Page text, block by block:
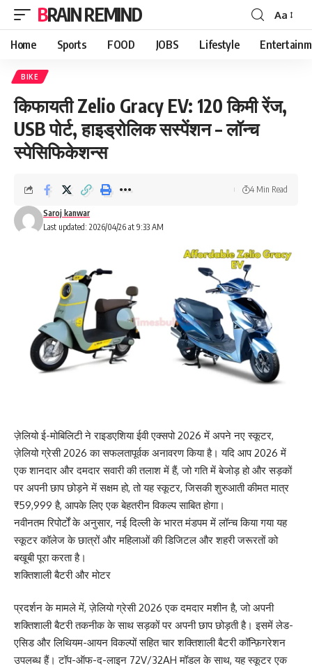
BRAIN REMIND
Font
Resizer
Aa
Home Sports FOOD JOBS Lifestyle
BIKE
किफायती Zelio Gracy EV: 120 किमी रेंज,
USB पोर्ट, हाइड्रोलिक सस्पेंशन – लॉन्च
स्पेसिफिकेशन्स
Last updated: 2026/04/26 at 9:33 AM
Saroj kanwar
4 Min Read
ज़ेलियो ई-मोबिलिटी ने राइडएशिया ईवी एक्सपो 2026 में अपने नए स्कूटर,
ज़ेलियो ग्रेसी 2026 का सफलतापूर्वक अनावरण किया है। यदि आप 2026 में
एक शानदार और दमदार सवारी की तलाश में हैं, जो गति में बेजोड़ हो और सड़कों
पर अपनी छाप छोड़ने में सक्षम हो, तो यह स्कूटर, जिसकी शुरुआती कीमत मात्र
₹59,999 है, आपके लिए एक बेहतरीन विकल्प साबित होगा।
नवीनतम रिपोर्टों के अनुसार, नई दिल्ली के भारत मंडपम में लॉन्च किया गया यह
स्कूटर कॉलेज के छात्रों और महिलाओं की डिजिटल और शहरी जरूरतों को
बखूबी पूरा करता है।
शक्तिशाली बैटरी और मोटर
प्रदर्शन के मामले में, ज़ेलियो ग्रेसी 2026 एक दमदार मशीन है, जो अपनी
शक्तिशाली बैटरी तकनीक के साथ सड़कों पर अपनी छाप छोड़ती है। इसमें लेड-
एसिड और लिथियम-आयन विकल्पों सहित चार शक्तिशाली बैटरी कॉन्फ़िगरेशन
उपलब्ध हैं। टॉप-ऑफ-द-लाइन 72V/32AH मॉडल के साथ, यह स्कूटर एक